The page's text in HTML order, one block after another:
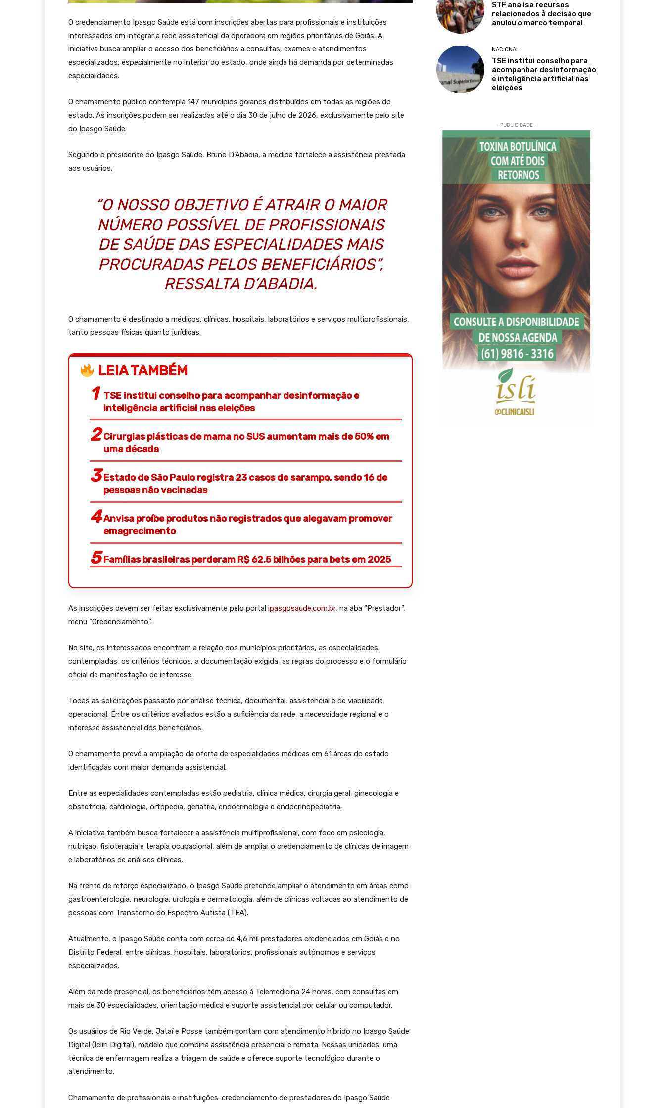
O credenciamento Ipasgo Saúde está com inscrições abertas para profissionais e instituições
interessados em integrar a rede assistencial da operadora em regiões prioritárias de Goiás. A
iniciativa busca ampliar o acesso dos beneficiários a consultas, exames e atendimentos
especializados, especialmente no interior do estado, onde ainda há demanda por determinadas
especialidades.
O chamamento público contempla 147 municípios goianos distribuídos em todas as regiões do
estado. As inscrições podem ser realizadas até o dia 30 de julho de 2026, exclusivamente pelo site
do Ipasgo Saúde.
Segundo o presidente do Ipasgo Saúde, Bruno D’Abadia, a medida fortalece a assistência prestada
aos usuários.
“O NOSSO OBJETIVO É ATRAIR O MAIOR
NÚMERO POSSÍVEL DE PROFISSIONAIS
DE SAÚDE DAS ESPECIALIDADES MAIS
PROCURADAS PELOS BENEFICIÁRIOS”,
RESSALTA D’ABADIA.
O chamamento é destinado a médicos, clínicas, hospitais, laboratórios e serviços multiprofissionais,
tanto pessoas físicas quanto jurídicas.
LEIA TAMBÉM
TSE institui conselho para acompanhar desinformação e
inteligência artificial nas eleições
Cirurgias plásticas de mama no SUS aumentam mais de 50% em
uma década
Estado de São Paulo registra 23 casos de sarampo, sendo 16 de
pessoas não vacinadas
Anvisa proíbe produtos não registrados que alegavam promover
emagrecimento
Famílias brasileiras perderam R$ 62,5 bilhões para bets em 2025
As inscrições devem ser feitas exclusivamente pelo portal ipasgosaude.com.br, na aba “Prestador”,
menu “Credenciamento”.
No site, os interessados encontram a relação dos municípios prioritários, as especialidades
contempladas, os critérios técnicos, a documentação exigida, as regras do processo e o formulário
oficial de manifestação de interesse.
Todas as solicitações passarão por análise técnica, documental, assistencial e de viabilidade
operacional. Entre os critérios avaliados estão a suficiência da rede, a necessidade regional e o
interesse assistencial dos beneficiários.
O chamamento prevê a ampliação da oferta de especialidades médicas em 61 áreas do estado
identificadas com maior demanda assistencial.
Entre as especialidades contempladas estão pediatria, clínica médica, cirurgia geral, ginecologia e
obstetrícia, cardiologia, ortopedia, geriatria, endocrinologia e endocrinopediatria.
A iniciativa também busca fortalecer a assistência multiprofissional, com foco em psicologia,
nutrição, fisioterapia e terapia ocupacional, além de ampliar o credenciamento de clínicas de imagem
e laboratórios de análises clínicas.
Na frente de reforço especializado, o Ipasgo Saúde pretende ampliar o atendimento em áreas como
gastroenterologia, neurologia, urologia e dermatologia, além de clínicas voltadas ao atendimento de
pessoas com Transtorno do Espectro Autista (TEA).
Atualmente, o Ipasgo Saúde conta com cerca de 4,6 mil prestadores credenciados em Goiás e no
Distrito Federal, entre clínicas, hospitais, laboratórios, profissionais autônomos e serviços
especializados.
Além da rede presencial, os beneficiários têm acesso à Telemedicina 24 horas, com consultas em
mais de 30 especialidades, orientação médica e suporte assistencial por celular ou computador.
Os usuários de Rio Verde, Jataí e Posse também contam com atendimento híbrido no Ipasgo Saúde
Digital (Iclin Digital), modelo que combina assistência presencial e remota. Nessas unidades, uma
técnica de enfermagem realiza a triagem de saúde e oferece suporte tecnológico durante o
atendimento.
Chamamento de profissionais e instituições: credenciamento de prestadores do Ipasgo Saúde
STF analisa recursos
relacionados à decisão que
anulou o marco temporal
NACIONAL
TSE institui conselho para
acompanhar desinformação
e inteligência artificial nas
eleições
- PUBLICIDADE -